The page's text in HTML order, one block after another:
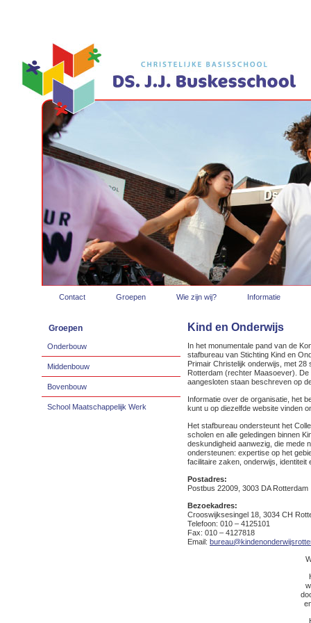
Contact Groepen Wie zijn wij? Informatie
Groepen
Onderbouw
Middenbouw
Bovenbouw
School Maatschappelijk Werk
Kind en Onderwijs
In het monumentale pand van de
stafbureau van Stichting Kind en
Primair Christelijk onderwijs, met
Rotterdam (rechter Maasoever).
aangesloten staan beschreven op
Informatie over de organisatie, het
kunt u op diezelfde website vinden
Het stafbureau ondersteunt het
scholen en alle geledingen binnen
deskundigheid aanwezig, die mede
ondersteunen: expertise op het
facilitaire zaken, onderwijs,
Postadres:
Postbus 22009, 3003 DA Rotterdam
Bezoekadres:
Crooswijksesingel 18, 3034 CH
Telefoon: 010 – 4125101
Fax: 010 – 4127818
Email: